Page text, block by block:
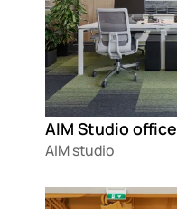
AIM Studio office
AIM studio
Loading